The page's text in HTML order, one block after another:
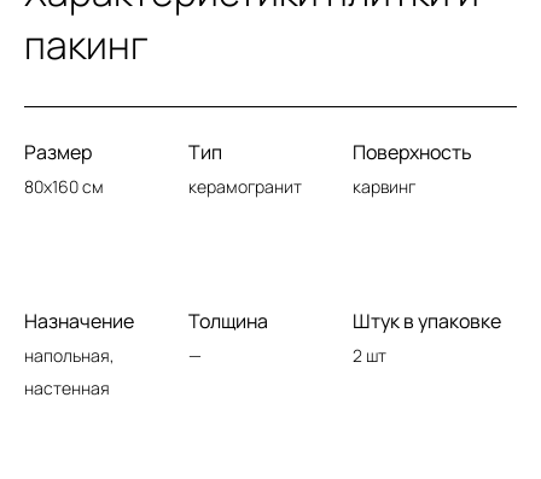
пакинг
Размер
80x160 см
Тип
керамогранит
Поверхность
карвинг
Назначение
напольная,
настенная
Толщина
—
Штук в упаковке
2 шт